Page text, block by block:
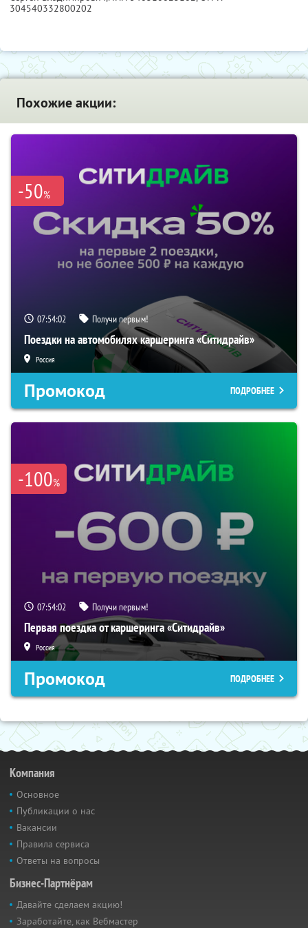
304540332800202
Похожие акции:
-50%
07:54:01 Получи первым!
Поездки на автомобилях каршеринга «Ситидрайв»
Россия
Промокод ПОДРОБНЕЕ
-100%
07:54:01 Получи первым!
Первая поездка от каршеринга «Ситидрайв»
Россия
Промокод ПОДРОБНЕЕ
Компания
Основное
Публикации о нас
Вакансии
Правила сервиса
Ответы на вопросы
Бизнес-Партнёрам
Давайте сделаем акцию!
Заработайте, как Вебмастер